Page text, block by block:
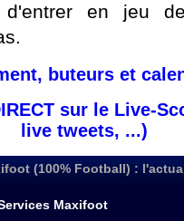
d'entrer en jeu
buteurs et
sur le Live-
live tweets, ...)
(100% Football) :
Maxifoot